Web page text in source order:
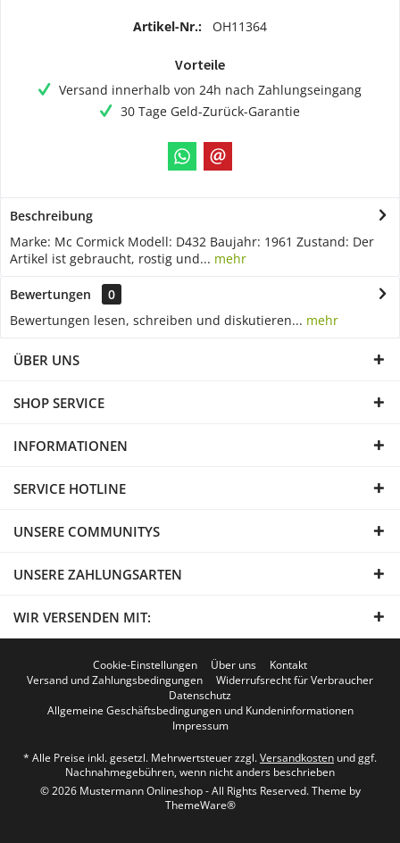
Artikel-Nr.: OH11364
Vorteile
Versand innerhalb von 24h nach Zahlungseingang
30 Tage Geld-Zurück-Garantie
Beschreibung
Marke: Mc Cormick Modell: D432 Baujahr: 1961 Zustand: Der
Artikel ist gebraucht, rostig und... mehr
Bewertungen
0
Bewertungen lesen, schreiben und diskutieren... mehr
ÜBER UNS
SHOP SERVICE
INFORMATIONEN
SERVICE HOTLINE
UNSERE COMMUNITYS
UNSERE ZAHLUNGSARTEN
WIR VERSENDEN MIT:
Cookie-Einstellungen Über uns
Kontakt
Versand und Zahlungsbedingungen
Widerrufsrecht für Verbraucher
Datenschutz
Allgemeine Geschäftsbedingungen und Kundeninformationen
Impressum
* Alle Preise inkl. gesetzl. Mehrwertsteuer zzgl.Versandkosten und ggf.
Nachnahmegebühren, wenn nicht anders beschrieben
© 2026 Mustermann Onlineshop - All Rights Reserved. Theme by
ThemeWare®